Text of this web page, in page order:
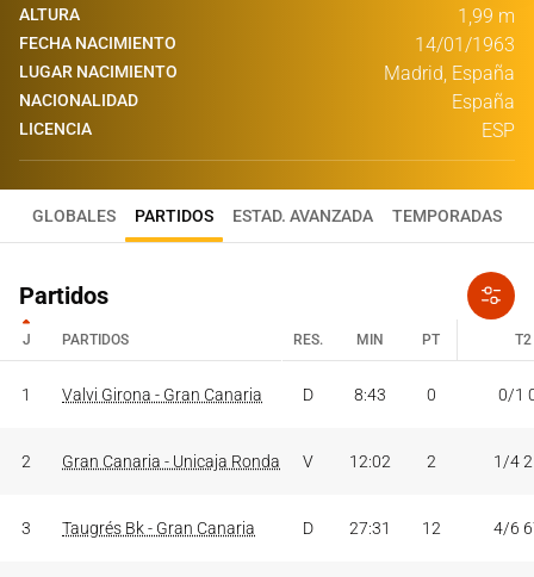
ALTURA 1,99 m
FECHA NACIMIENTO 14/01/1963
LUGAR NACIMIENTO Madrid, España
NACIONALIDAD España
LICENCIA ESP
GLOBALES PARTIDOS ESTAD. AVANZADA TEMPORADAS
Partidos
J PARTIDOS RES. MIN PT T2
1 Valvi Girona - Gran Canaria D 8:43 0 0/1
2 Gran Canaria - Unicaja Ronda V 12:02 2 1/4
3 Taugrés Bk - Gran Canaria D 27:31 12 4/6